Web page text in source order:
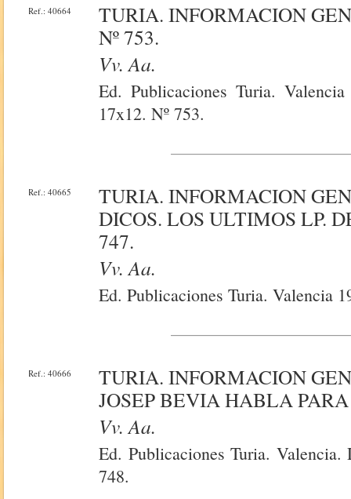
Ref.: 40664
TURIA. INFORMACION
Nº 753.
Vv. Aa.
Ed. Publicaciones Turia.
17x12. Nº 753.
Ref.: 40665
TURIA. INFORMACION
DICOS. LOS ULTIMOS LP.
747.
Vv. Aa.
Ed. Publicaciones Turia. Valencia
Ref.: 40666
TURIA. INFORMACION
JOSEP BEVIA HABLA
Vv. Aa.
Ed. Publicaciones Turia.
748.